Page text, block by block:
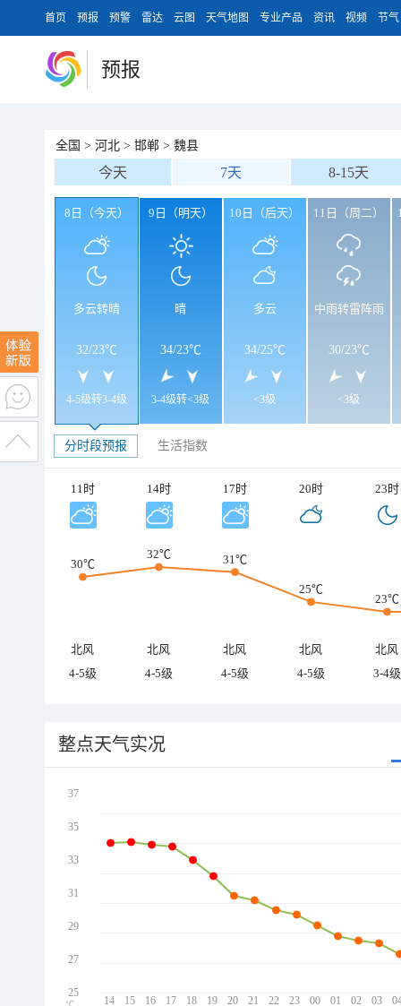
首页 预报 预警 雷达 云图 天气地图 专业产品 资讯 视频 节气
预报
全国 > 河北 > 邯郸 > 魏县
今天 7天 8-15天
8日（今天）
多云转晴
32/23℃
4-5级转3-4级
9日（明天）
晴
34/23℃
3-4级转<3级
10日（后天）
多云
34/25℃
<3级
11日（周二）
中雨转雷阵雨
30/23℃
<3级
分时段预报 生活指数
11时 14时 17时 20时 23时
30℃
32℃ 31℃
25℃
23℃
北风 北风 北风 北风
北风
4-5级
4-5级 4-5级 4-5级 3-4级
整点天气实况
14 15 16 17 18 19 20 21 22 23 00 01 02 03
37
35
33
31
29
27
25